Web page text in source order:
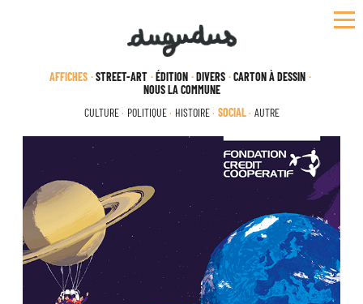
AFFICHES STREET-ART ÉDITION DIVERS CARTON À DESSIN
NOUS LA COMMUNE
CULTURE
POLITIQUE HISTOIRE SOCIAL AUTRE